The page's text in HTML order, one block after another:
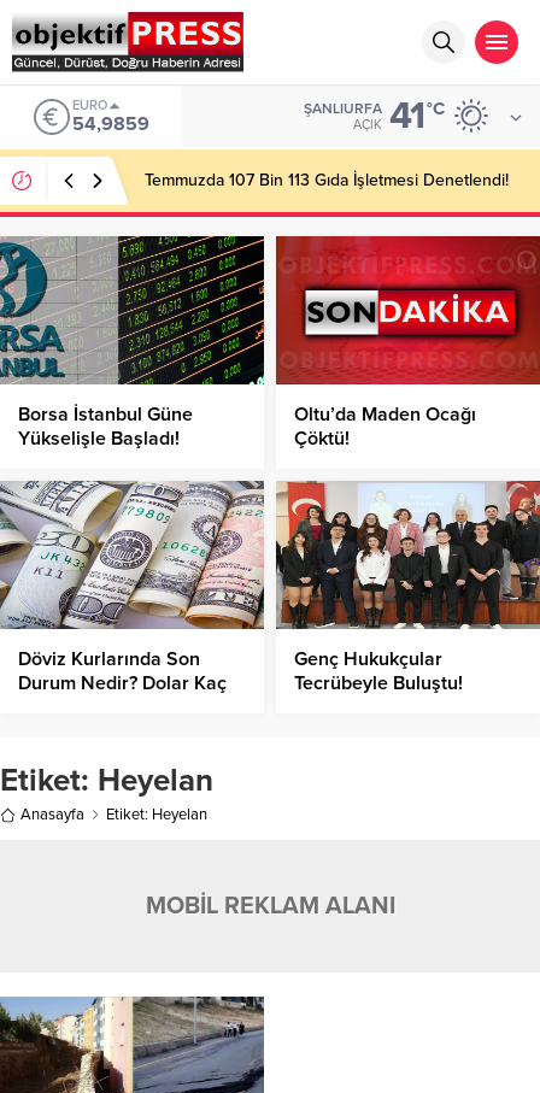
EURO
54,9859
ŞANLIURFA
AÇIK 41°C
Temmuzda 107 Bin 113 Gıda İşletmesi Denetlendi!
Borsa İstanbul Güne
Yükselişle Başladı!
Oltu’da Maden Ocağı
Çöktü!
Döviz Kurlarında Son
Durum Nedir? Dolar Kaç
Genç Hukukçular
Tecrübeyle Buluştu!
Etiket: Heyelan
Anasayfa Etiket: Heyelan
MOBİL REKLAM ALANI